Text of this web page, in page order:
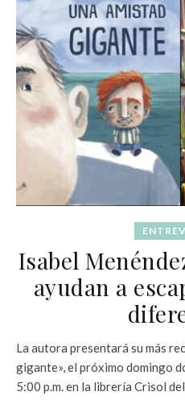
Isabel
ayudan a
La autora presentará su más
gigante», el próximo domingo
5:00 p.m. en la librería Crisol